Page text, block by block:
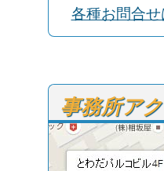
各種お問合
事務所ア